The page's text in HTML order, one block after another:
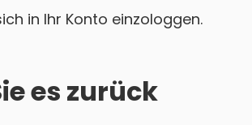
in Ihr Konto einzologgen.
es zurück